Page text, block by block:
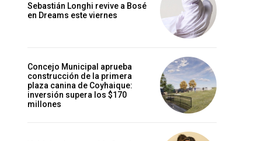
Sebastián Longhi revive a Bosé
en Dreams este viernes
Concejo Municipal aprueba
construcción de la primera
plaza canina de Coyhaique:
inversión supera los $170
millones